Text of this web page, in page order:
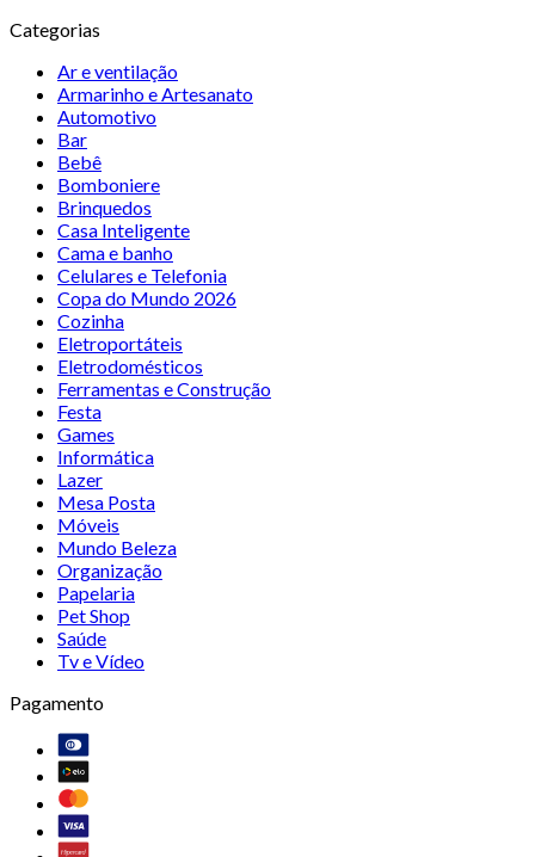
Categorias
Ar e ventilação
Armarinho e Artesanato
Automotivo
Bar
Bebê
Bomboniere
Brinquedos
Casa Inteligente
Cama e banho
Celulares e Telefonia
Copa do Mundo 2026
Cozinha
Eletroportáteis
Eletrodomésticos
Ferramentas e Construção
Festa
Games
Informática
Lazer
Mesa Posta
Móveis
Mundo Beleza
Organização
Papelaria
Pet Shop
Saúde
Tv e Vídeo
Pagamento